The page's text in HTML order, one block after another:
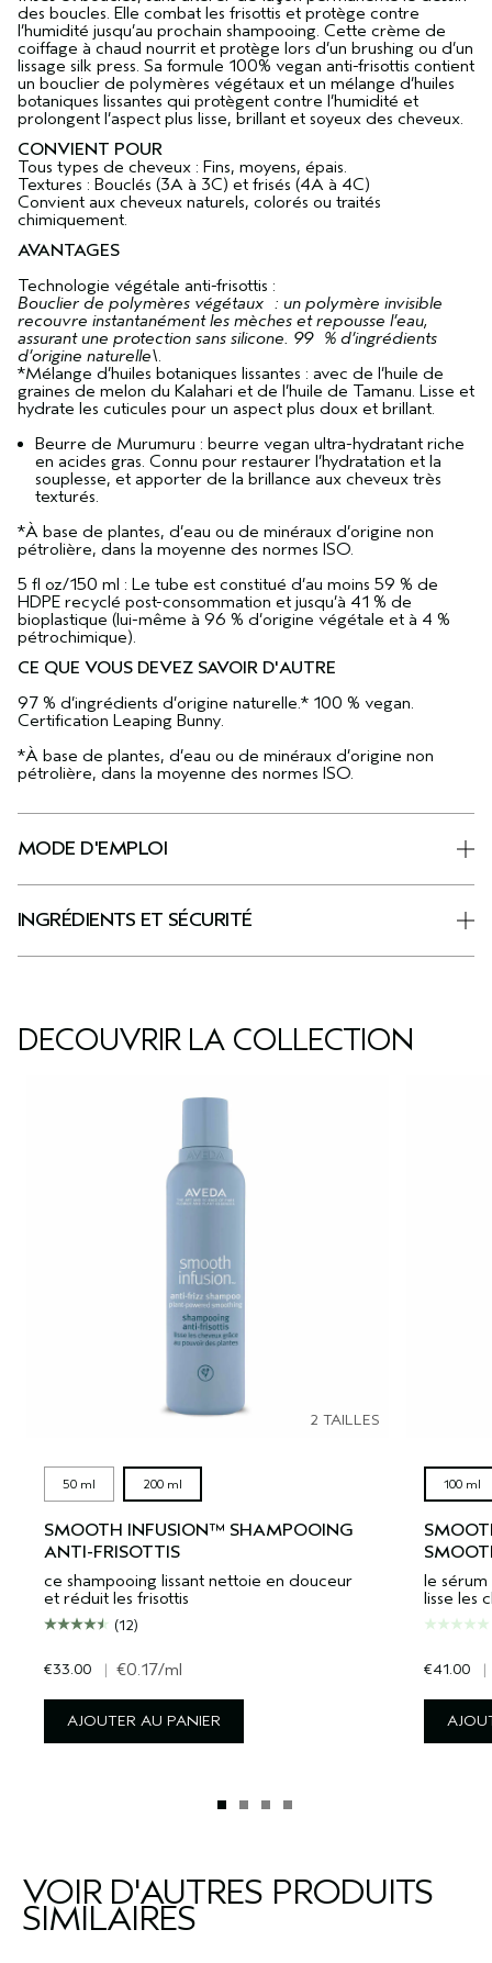
des boucles. Elle combat les frisottis et protège contre
l’humidité jusqu’au prochain shampooing. Cette crème de
coiffage à chaud nourrit et protège lors d’un brushing ou d’un
lissage silk press. Sa formule 100% vegan anti-frisottis contient
un bouclier de polymères végétaux et un mélange d’huiles
botaniques lissantes qui protègent contre l’humidité et
prolongent l’aspect plus lisse, brillant et soyeux des cheveux.
CONVIENT POUR
Tous types de cheveux : Fins, moyens, épais.
Textures : Bouclés (3A à 3C) et frisés (4A à 4C)
Convient aux cheveux naturels, colorés ou traités
chimiquement.
AVANTAGES
Technologie végétale anti-frisottis :
Bouclier de polymères végétaux : un polymère invisible
recouvre instantanément les mèches et repousse l’eau,
assurant une protection sans silicone. 99 % d’ingrédients
d’origine naturelle\.
*Mélange d’huiles botaniques lissantes : avec de l’huile de
graines de melon du Kalahari et de l’huile de Tamanu. Lisse et
hydrate les cuticules pour un aspect plus doux et brillant.
Beurre de Murumuru : beurre vegan ultra-hydratant riche
en acides gras. Connu pour restaurer l’hydratation et la
souplesse, et apporter de la brillance aux cheveux très
texturés.
*À base de plantes, d’eau ou de minéraux d’origine non
pétrolière, dans la moyenne des normes ISO.
5 fl oz/150 ml : Le tube est constitué d’au moins 59 % de
HDPE recyclé post-consommation et jusqu’à 41 % de
bioplastique (lui-même à 96 % d’origine végétale et à 4 %
pétrochimique).
CE QUE VOUS DEVEZ SAVOIR D'AUTRE
97 % d’ingrédients d’origine naturelle.* 100 % vegan.
Certification Leaping Bunny.
*À base de plantes, d’eau ou de minéraux d’origine non
pétrolière, dans la moyenne des normes ISO.
MODE D'EMPLOI
INGRÉDIENTS ET SÉCURITÉ
DÉCOUVRIR LA COLLECTION
2 TAILLES
50 ml 200 ml
SMOOTH INFUSION™ SHAMPOOING
ANTI-FRISOTTIS
ce shampooing lissant nettoie en douceur
et réduit les frisottis
(12)
€33.00 | €0.17/ml
AJOUTER AU PANIER
100 ml
le
lisse les
€41.00 |
VOIR D'AUTRES PRODUITS
SIMILAIRES